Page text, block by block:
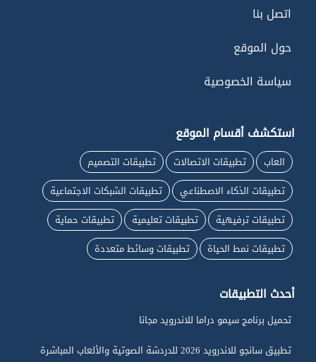
اتصل بنا
حول الموقع
سياسة الخصوصية
استكشف أقسام الموقع
العاب تطبيقات الاتصالات
تطبيقات التصميم
تطبيقات الذكاء الاصطناعي
تطبيقات الشبكات الاجتماعية
تطبيقات ترفيهية
تطبيقات تعليمية
تطبيقات حماية
تطبيقات نمط الحياة
تطبيقات وسائط متعددة
أحدث التطبيقات
تحميل برنامج سيمو دراما للاندرويد مجانا
تطبيق سانجو للاندرويد 2026 للدردشة الصوتية والألعاب المباشرة